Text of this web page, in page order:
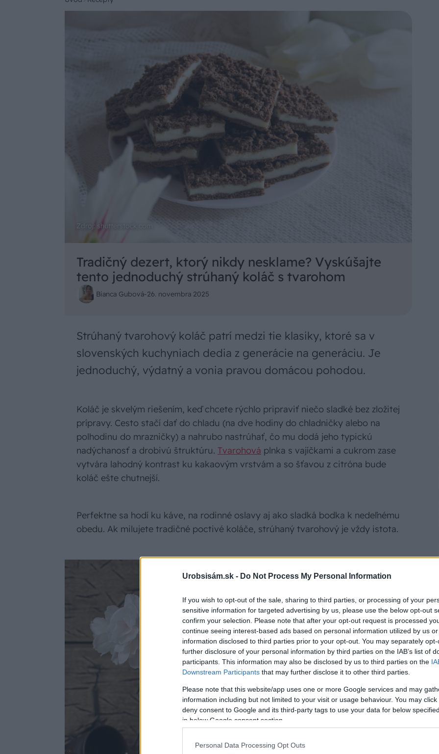
Urobsisám.sk - Do Not Process My Personal Information
If you wish to opt-out of the sale, sharing to third parties, or processing of your
sensitive information for targeted advertising by us, please use the below opt-out
confirm your selection. Please note that after your opt-out request is processed
continue seeing interest-based ads based on personal information utilized by us
information disclosed to third parties prior to your opt-out. You may separately
further disclosure of your personal information by third parties on the IAB’s list of
participants. This information may also be disclosed by us to third parties on the
Downstream Participants that may further disclose it to other third parties.
Please note that this website/app uses one or more Google services and may
information including but not limited to your visit or usage behaviour. You may
deny consent to Google and its third-party tags to use your data for below
in below Google consent section.
Personal Data Processing Opt Outs
Zdroj: shutterstock.com
Tradičný dezert, ktorý nikdy nesklame? Vyskúšajte
tento jednoduchý strúhaný koláč s tvarohom
Bianca Gubová-26. novembra 2025
Strúhaný tvarohový koláč patrí medzi tie klasiky, ktoré sa v
slovenských kuchyniach dedia z generácie na generáciu. Je
jednoduchý, výdatný a vonia pravou domácou pohodou.
Koláč je skvelým riešením, keď chcete rýchlo pripraviť niečo sladké bez zložitej
prípravy. Cesto stačí dať do chladu (na dve hodiny do chladničky alebo na
polhodinu do mrazničky) a nahrubo nastrúhať, čo mu dodá jeho typickú
nadýchanosť a drobivú štruktúru. Tvarohová plnka s vajíčkami a cukrom zase
vytvára lahodný kontrast ku kakaovým vrstvám a so šťavou z citróna bude
koláč ešte chutnejší.
Perfektne sa hodí ku káve, na rodinné oslavy aj ako sladká bodka k nedeľnému
obedu. Ak milujete tradičné poctivé koláče, strúhaný tvarohový je vždy istota.